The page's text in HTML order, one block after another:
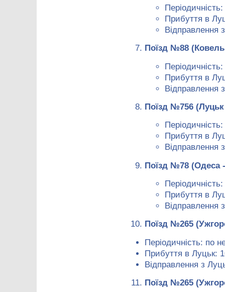
Прибуття в
Відправлення
Поїзд №88
Прибуття в
Відправлення
Поїзд №756 (Луцьк
Прибуття в
Відправлення
Поїзд №78 (Одеса
Прибуття в
Відправлення
Поїзд №265
Періодичність: по
Прибуття в Луцьк:
Відправлення з
Поїзд №265